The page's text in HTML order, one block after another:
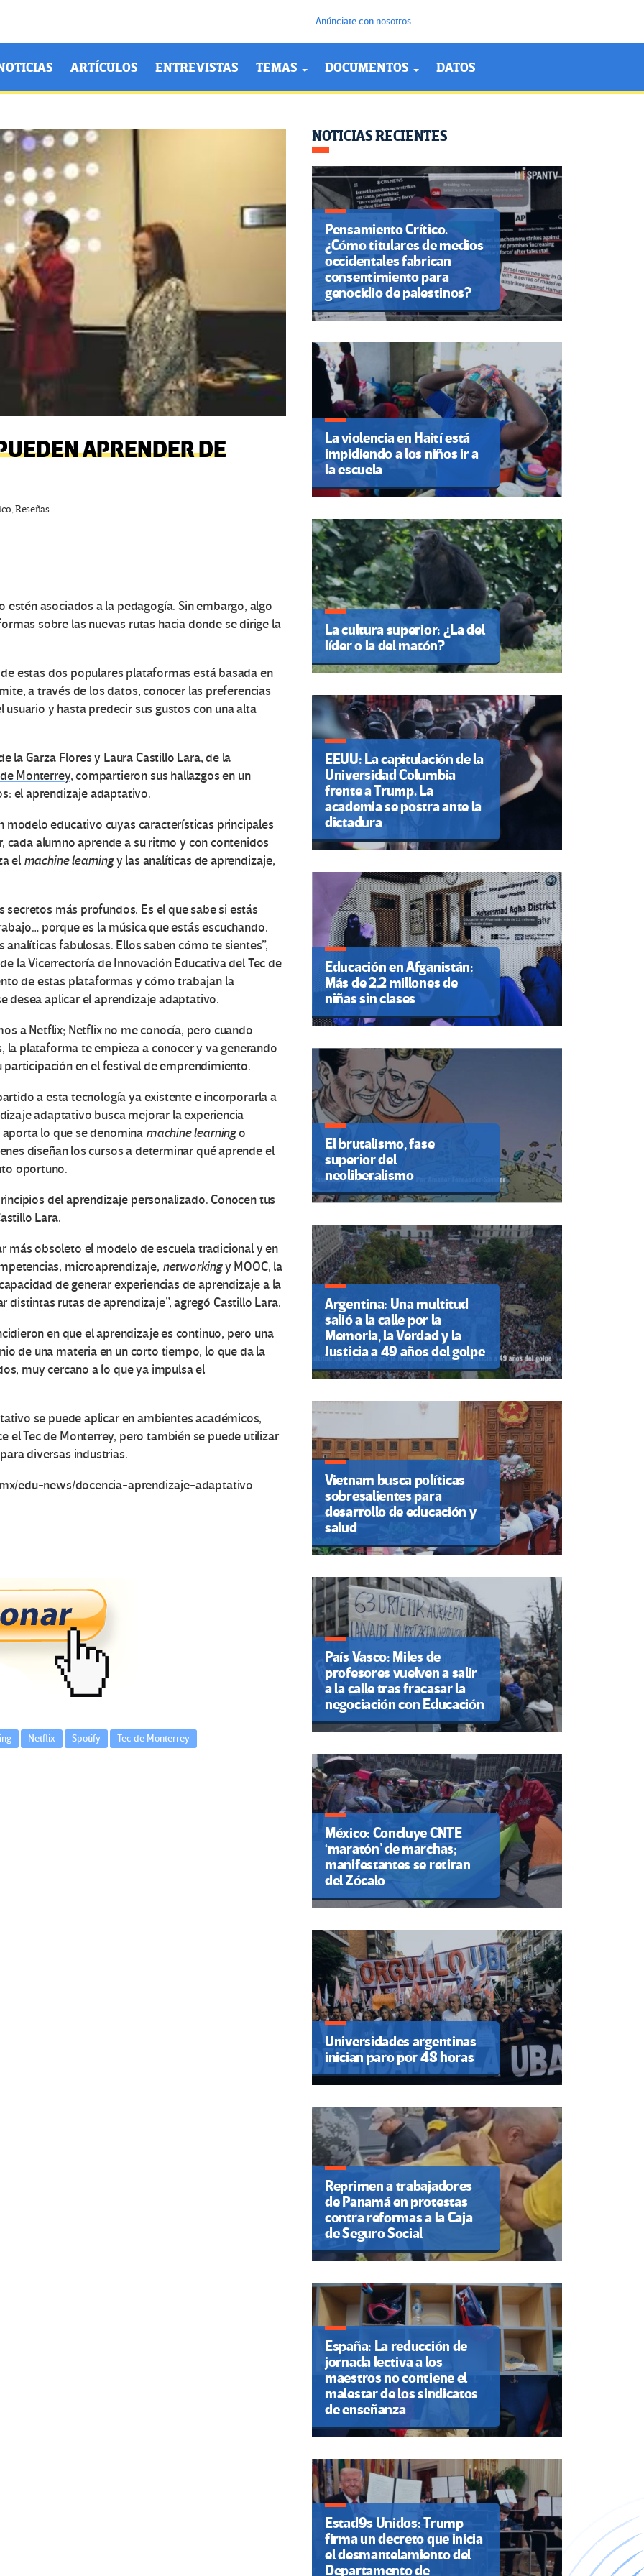
Anúnciate con nosotros
ARTÍCULOS ENTREVISTAS TEMAS DOCUMENTOS DATOS
APRENDER DE
,Reseñas
asociados a la pedagogía. Sin embargo, algo
sobre las nuevas rutas hacia donde se dirige la
estas dos populares plataformas está basada en
a través de los datos, conocer las preferencias
y hasta predecir sus gustos con una alta
la Garza Flores y Laura Castillo Lara, de la
Monterrey, compartieron sus hallazgos en un
el aprendizaje adaptativo.
educativo cuyas características principales
cada alumno aprende a su ritmo y con contenidos
el machine learningy las analíticas de aprendizaje,
más profundos. Es el que sabe si estás
porque es la música que estás escuchando.
analíticas fabulosas. Ellos saben cómo te sientes”,
la Vicerrectoría de Innovación Educativa del Tec de
de estas plataformas y cómo trabajan la
desea aplicar el aprendizaje adaptativo.
a Netflix; Netflix no me conocía, pero cuando
la plataforma te empieza a conocer y va generando
participación en el festival de emprendimiento.
a esta tecnología ya existente e incorporarla a
adaptativo busca mejorar la experiencia
lo que se denomina machine learningo
diseñan los cursos a determinar qué aprende el
oportuno.
del aprendizaje personalizado. Conocen tus
Lara.
más obsoleto el modelo de escuela tradicional y en
microaprendizaje, networkingy MOOC, la
de generar experiencias de aprendizaje a la
distintas rutas de aprendizaje”, agregó Castillo Lara.
en que el aprendizaje es continuo, pero una
de una materia en un corto tiempo, lo que da la
muy cercano a lo que ya impulsa el
se puede aplicar en ambientes académicos,
el Tec de Monterrey, pero también se puede utilizar
diversas industrias.
edu-news/docencia-aprendizaje-adaptativo
Netflix Spotify Tec de Monterrey
NOTICIAS RECIENTES
Pensamiento Crítico.
¿Cómo titulares de medios
occidentales fabrican
consentimiento para
genocidio de palestinos?
La violencia en Haití está
impidiendo a los niños ir a
la escuela
La cultura superior: ¿La del
líder o la del matón?
EEUU: La capitulación de la
Universidad Columbia
frente a Trump. La
academia se postra ante la
dictadura
Educación en Afganistán:
Más de 2.2 millones de
niñas sin clases
El brutalismo, fase
superior del
neoliberalismo
Argentina: Una multitud
salió a la calle por la
Memoria, la Verdad y la
Justicia a 49 años del golpe
Vietnam busca políticas
sobresalientes para
desarrollo de educación y
salud
País Vasco: Miles de
profesores vuelven a salir
a la calle tras fracasar la
negociación con Educación
México: Concluye CNTE
‘maratón’ de marchas;
manifestantes se retiran
del Zócalo
Universidades argentinas
inician paro por 48 horas
Reprimen a trabajadores
de Panamá en protestas
contra reformas a la Caja
de Seguro Social
España: La reducción de
jornada lectiva a los
maestros no contiene el
malestar de los sindicatos
de enseñanza
Estad9s Unidos: Trump
firma un decreto que inicia
el desmantelamiento del
Departamento de